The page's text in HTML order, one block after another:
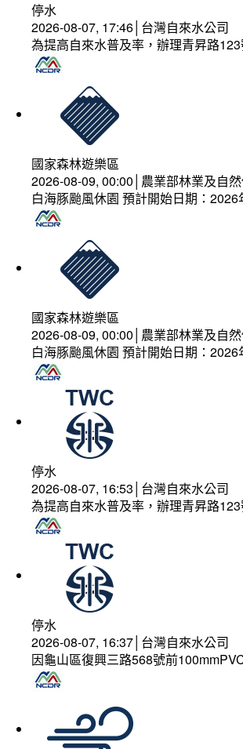
停水
2026-08-07, 17:46│台灣自來水公司
為提高自來水普及率，辦理青昇路
國家森林遊樂區
2026-08-09, 00:00│農業部林業及自
白海豚颱風休園 預計開始日期：
國家森林遊樂區
2026-08-09, 00:00│農業部林業及自
白海豚颱風休園 預計開始日期：
停水
2026-08-07, 16:53│台灣自來水公司
為提高自來水普及率，辦理青昇路
停水
2026-08-07, 16:37│台灣自來水公司
因龜山區復興三路568號前